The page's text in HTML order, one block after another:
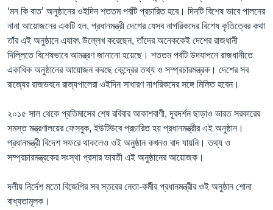
‘মন কি বাত’ অনুষ্ঠানের ওইদিন শততম পর্বটি প্রচারিত হবে। দিনটি বিশেষ ভাবে পালনের
নানা আয়োজনের একটি হল, প্রধানমন্ত্রী দেশের যেসব নাগরিকদের বিশেষ কৃতিত্বের কথা
তাঁর এই অনুষ্ঠানে এযাবৎ উল্লেখ করেছেন, তাঁদের অনেককেই দেশের রাজধানী
দিল্লিতে বিশেষভাবে আমন্ত্রণ জানানো হয়েছে। শততম পর্বটি উদযাপনে রাজধানীতে
একাধিক অনুষ্ঠানের আয়োজন করছে কেন্দ্রের তথ্য ও সম্প্রচারমন্ত্রক। দেশের সব
রাজ্যের রাজভবনে রাজ্যপালেরা ওইদিন সাধারণ নাগরিকদের সঙ্গে মিলিত হবেন।
২০১৫ সাল থেকে প্রতিমাসের শেষ রবিবার আকাশবাণী, দূরদর্শন ছাড়াও ভারত সরকারের
সমস্ত মন্ত্রণালয়ের ফেসবুক, ইউটিউবে প্রচারিত হয় প্রধানমন্ত্রীর এই অনুষ্ঠান।
প্রধানমন্ত্রী বিদেশ সফরে থাকলেও ওই অনুষ্ঠান কখনও বাদ যায়নি। তথ্য ও
সম্প্রচারমন্ত্রকের সংস্থা প্রসার ভারতী এই অনুষ্ঠানের আয়োজক।
দলীয় নির্দেশ মতো বিজেপির সব স্তরের নেতা-কর্মীর প্রধানমন্ত্রীর ওই অনুষ্ঠান শোনা
বাধ্যতামূলক।